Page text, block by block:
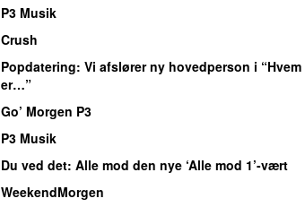
P3 Musik
Crush
Popdatering: Vi afslører ny hovedperson i “Hvem
er…”
Go’ Morgen P3
P3 Musik
Du ved det: Alle mod den nye ‘Alle mod 1’-vært
WeekendMorgen